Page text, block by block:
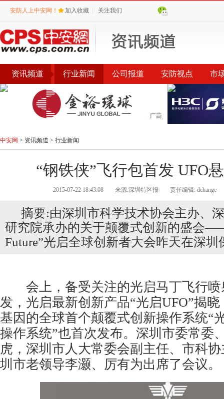
安防人上中安网！ 加入收藏 关注我们
资讯频道 行业新闻 公司报道 安防视点 市
公告 评选 榜单
中安网 > 资讯频道 > 行业新闻
“钢铁侠”飞行包首发 UFO
2015-07-22 18:43:08 来源:深圳特区报 责任编辑: dchange
摘要:由深圳市科学技术协会主办、
研究院承办的关于颠覆式创新的盛会
Future”光启全球创新者大会昨天在深
会上，备受关注的光启马丁飞行喷
发，光启最新创新产品“光启UFO”揭
基因的全球首个颠覆式创新操作系统“
操作系统”也首次发布。深圳市委常委
虎，深圳市人大常委会副主任、市科
圳市老领导李灏、厉有为出席了会议。